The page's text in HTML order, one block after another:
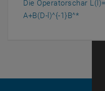
Die Operatorschar
A+B(D-l)^{-1}B^*, öffnet